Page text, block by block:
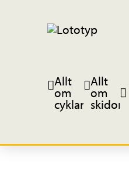
Allt
om
cyklar
Allt
om
skidor